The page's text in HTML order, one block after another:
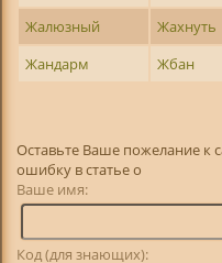
Жалюзный
Жахнуть
Жандарм
Жбан
Оставьте Ваше пожелание к
ошибку в статье о
Ваше имя:
Код (для знающих):